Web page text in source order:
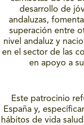
desarrollo de
andaluzas,
superación entre
nivel andaluz y
en el sector de las
en apoyo a
Este patrocinio
España y,
hábitos de vida